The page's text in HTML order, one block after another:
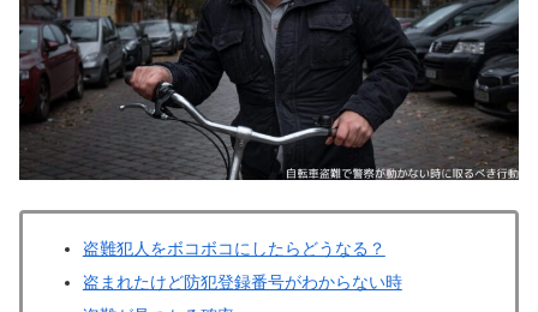
盗難犯人をボコボコにしたらどうなる？
盗まれたけど防犯登録番号がわからない時